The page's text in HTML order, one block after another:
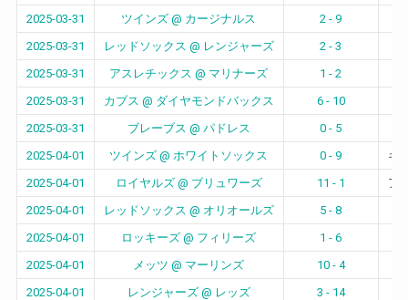
2025-03-31
ツインズ @ カージナルス
2 - 9
2025-03-31
レッドソックス @ レンジャーズ
2 - 3
2025-03-31
アスレチックス @ マリナーズ
1 - 2
2025-03-31
カブス @ ダイヤモンドバックス
6 - 10
2025-03-31
ブレーブス @ パドレス
0 - 5
2025-04-01
ツインズ @ ホワイトソックス 0 - 9
ギ
2025-04-01
ロイヤルズ @ ブリュワーズ 11 - 1
ア
2025-04-01
レッドソックス @ オリオールズ
5 - 8
2025-04-01
ロッキーズ @ フィリーズ
1 - 6
2025-04-01
メッツ @ マーリンズ
10 - 4
2025-04-01
レンジャーズ @ レッズ 3 - 14